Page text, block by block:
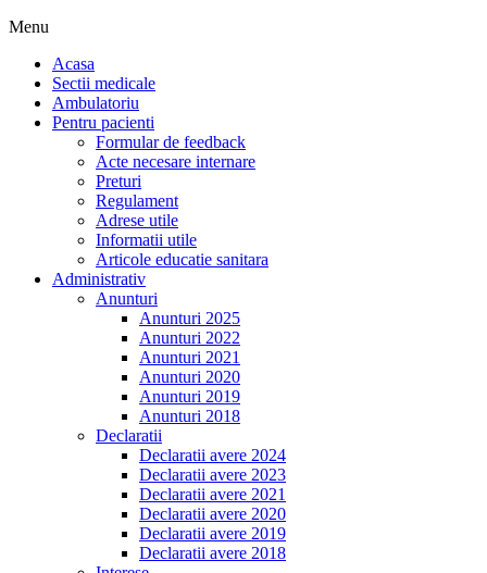
Menu
Acasa
Sectii medicale
Ambulatoriu
Pentru pacienti
Formular de feedback
Acte necesare internare
Preturi
Regulament
Adrese utile
Informatii utile
Articole educatie sanitara
Administrativ
Anunturi
Anunturi 2025
Anunturi 2022
Anunturi 2021
Anunturi 2020
Anunturi 2019
Anunturi 2018
Declaratii
Declaratii avere 2024
Declaratii avere 2023
Declaratii avere 2021
Declaratii avere 2020
Declaratii avere 2019
Declaratii avere 2018